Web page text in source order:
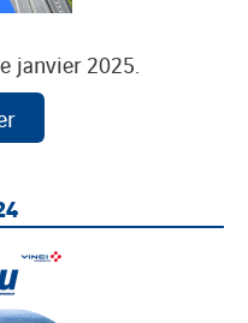
janvier 2025.